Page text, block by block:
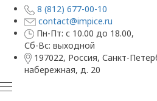
8 (812) 677-00-10
contact@impice.ru
Пн-Пт: с 10.00 до 18.00,
Сб-Вс: выходной
197022, Россия, Санкт-
набережная, д. 20